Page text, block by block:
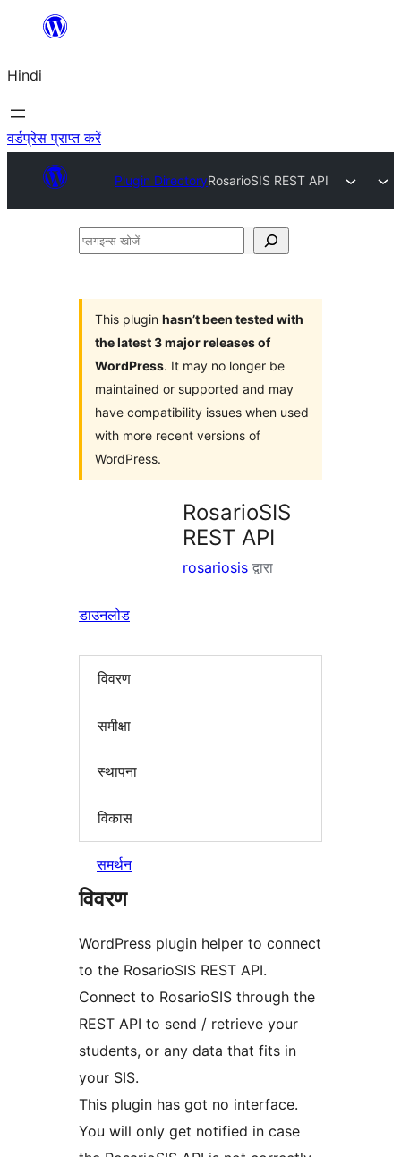
सामग्री
जाएं
Hindi
वर्डप्रेस प्राप्त करें
Plugin DirectoryRosarioSIS REST API
प्लगइन्स
This plugin hasn’t been tested with
the latest 3 major releases of
WordPress. It may no longer be
maintained or supported and may
have compatibility issues when used
with more recent versions of
WordPress.
RosarioSIS
REST API
rosariosis द्वारा
डाउनलोड
विवरण
समीक्षा
स्थापना
विकास
समर्थन
विवरण
WordPress plugin helper to connect
to the RosarioSIS REST API.
Connect to RosarioSIS through the
REST API to send / retrieve your
students, or any data that fits in
your SIS.
This plugin has got no interface.
You will only get notified in case